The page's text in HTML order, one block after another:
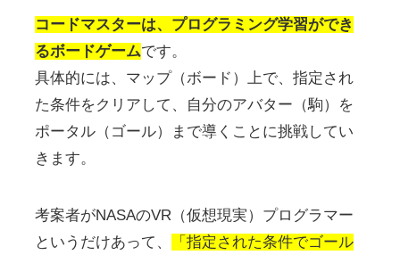
コードマスターは、プログラミング学習ができ
るボードゲームです。
具体的には、マップ（ボード）上で、指定され
た条件をクリアして、自分のアバター（駒）を
ポータル（ゴール）まで導くことに挑戦してい
きます。
考案者がNASAのVR（仮想現実）プログラマー
というだけあって、
「指定された条件でゴール